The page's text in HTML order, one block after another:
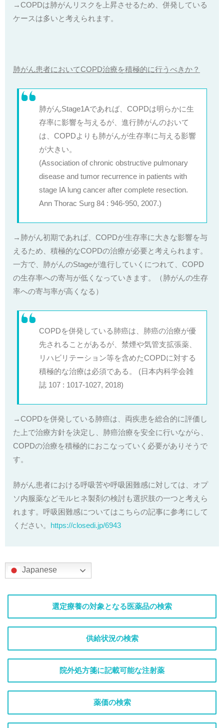
→COPDは肺がんリスクを上昇させるため、併発している
ケースは多いと考えられます。
肺がん患者においてCOPD治療を積極的に行うべきか？
肺がんStage1Aであれば、COPDは明らかに生
存率に影響を与えるが、進行肺がんのおいて
は、COPDよりも肺がんが生存率に与える影響
が大きい。
(Association of chronic obstructive pulmonary
disease and tumor recurrence in patients with
stage IA lung cancer after complete resection.
Ann Thorac Surg 84 : 946-950, 2007.)
→肺がん初期であれば、COPDが生存率に大きな影響を与
えるため、積極的なCOPDの治療が必要と考えられます。
一方で、肺がんのStageが進行していくにつれて、COPD
の生存率への寄与が低くなっていきます。（肺がんの生存
率への寄与率が高くなる）
COPDを併発している肺癌は、肺癌の治療が優
先されることがあるが、禁煙や気管支拡張薬、
リハビリテーション等を含めたCOPDに対する
積極的な治療は必須である。
(日本内科学会雑
誌 107 : 1017-1027, 2018)
→COPDを併発している肺癌は、両疾患を総合的に評価し
た上で治療方針を決定し、肺癌治療を安全に行いながら、
COPDの治療を積極的におこなっていく必要がありそうで
す。
肺がん患者における呼吸苦や呼吸困難感に対しては、オプ
ソ内服薬などモルヒネ製剤の検討も選択肢の一つと考えら
れます。呼吸困難感についてはこちらの記事に参考にして
ください。
https://closedi.jp/6943
Japanese
選定療養の対象となる医薬品の検索
供給状況の検索
院外処方箋に記載可能な注射薬
薬価の検索